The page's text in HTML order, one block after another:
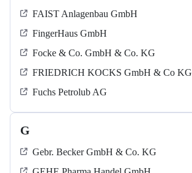
FAIST Anlagenbau GmbH
FingerHaus GmbH
Focke & Co. GmbH & Co. KG
FRIEDRICH KOCKS GmbH & Co KG
Fuchs Petrolub AG
G
Gebr. Becker GmbH & Co. KG